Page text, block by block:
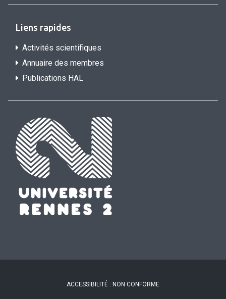
Liens rapides
Activités scientifiques
Annuaire des membres
Publications HAL
ACCESSIBILITÉ : NON CONFORME